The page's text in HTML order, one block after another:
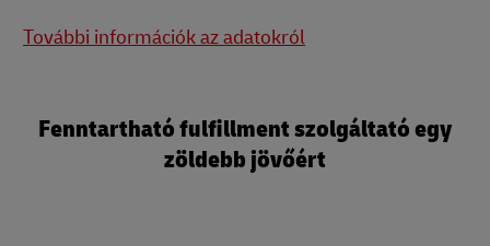
További információk az adatokról
Fenntartható fulfillment szolgáltató egy
zöldebb jövőért